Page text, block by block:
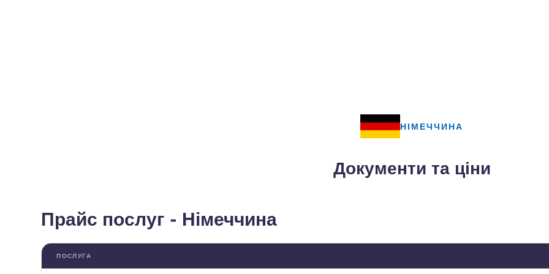
НІМЕЧЧИНА
Документи та ціни
Прайс послуг - Німеччина
ПОСЛУГА